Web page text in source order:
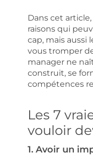
Dans cet
raisons qui
cap, mais aussi
vous tromper
manager ne
construit, se
compétences
Les 7
vouloir
1. Avoir un